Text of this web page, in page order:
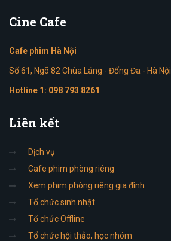
Cine Cafe
Cafe phim Hà Nội
Số 61, Ngõ 82 Chùa Láng - Đống Đa - Hà Nội
Hotline 1: 098 793 8261
Liên kết
Dịch vụ
Cafe phim phòng riêng
Xem phim phòng riêng gia đình
Tổ chức sinh nhật
Tổ chức Offline
Tổ chức hội thảo, học nhóm